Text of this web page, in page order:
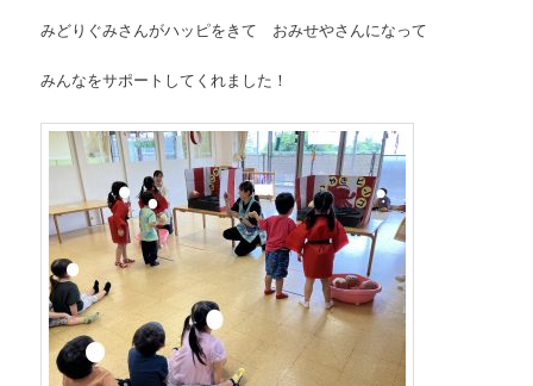
みどりぐみさんがハッピをきて おみせやさんになって
みんなをサポートしてくれました！